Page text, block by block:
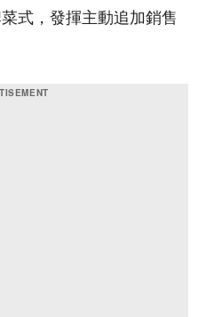
式，發揮主動追加銷售